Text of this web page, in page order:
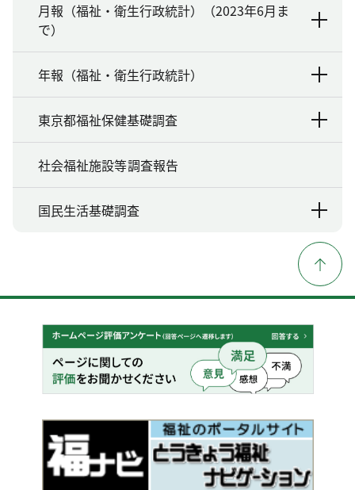
月報（福祉・衛生行政統計）（2023年6月ま
で）
年報（福祉・衛生行政統計）
東京都福祉保健基礎調査
社会福祉施設等調査報告
国民生活基礎調査